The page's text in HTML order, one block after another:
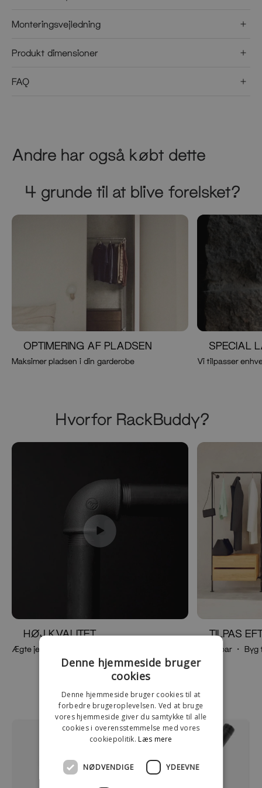
Monteringsvejledning
Produkt dimensioner
FAQ
Andre har også købt dette
4 grunde til at blive forelsket?
Maksimer pladsen i din garderobe
OPTIMERING AF PLADSEN
Vi tilpasser
SPECIAL
Hvorfor RackBuddy?
Ægte jern ・Coatede rør ・Gevindrør
HØJ KVALITET
Justerbar ・
TILPAS
Denne hjemmeside bruger
cookies
Denne hjemmeside bruger cookies til at
forbedre brugeroplevelsen. Ved at bruge
vores hjemmeside giver du samtykke til alle
cookies i overensstemmelse med vores
cookiepolitik.Læs mere
NØDVENDIGE YDEEVNE